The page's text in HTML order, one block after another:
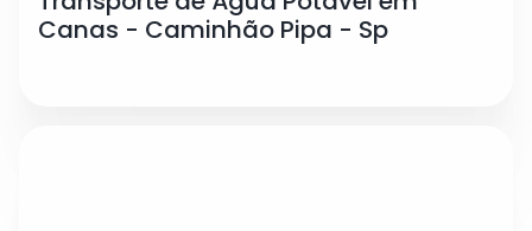
Canas - Caminhão Pipa - Sp